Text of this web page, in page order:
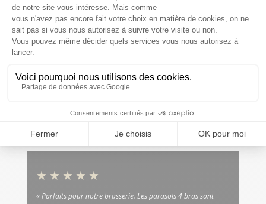
★★★★★
« Installation impeccable, équipe professionnelle et délai
hésitation. »
Store banne extérieur · Neupré, Liège
★★★★★
« Parfaits pour notre brasserie. Les parasols 4 bras sont